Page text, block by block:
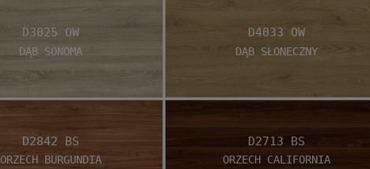
Dąb Sonoma
D3025 OW
Dąb Słoneczny
D4033 OW
Orzech Burgundia
D2842 BS
Orzech California
D2713 BS